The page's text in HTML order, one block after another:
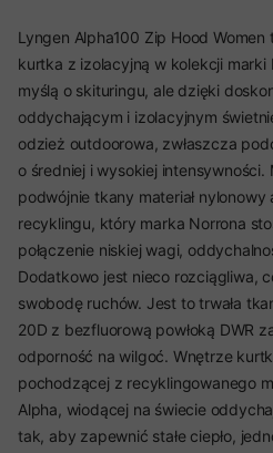
Lyngen Alpha100 Zip Hood
kurtka z izolacyjną w kolekcji marki
myślą o skituringu, ale dzięki
oddychającym i izolacyjnym
odzież outdoorowa, zwłaszcza
o średniej i wysokiej intensywności.
podwójnie tkany materiał
recyklingu, który marka Norrona
połączenie niskiej wagi,
Dodatkowo jest nieco rozciągliwa,
swobodę ruchów. Jest to trwała
20D z bezfluorową powłoką DWR
odporność na wilgoć. Wnętrze
pochodzącej z recyklingowanego
Alpha, wiodącej na świecie
tak, aby zapewnić stałe ciepło,